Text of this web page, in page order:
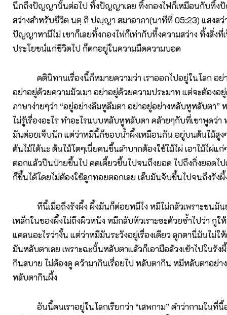
นึกถึงปัญญานั้นต่อไป ทิ้งปัญญาเลย ทิ้งกองไฟก็เหมือนกับทิ้ง
สว่างสำหรับชีวิต นตฺ ถิ ปญฺญา สมาอาภา(นาทีที่ 05:23) แสงสว่
ปัญญาหามีไม่ เขาก็เลยทิ้งกองไฟก็เท่ากับทิ้งความสว่าง ทิ้งสิ่งที่
ประโยชน์แก่ชีวิตไป ก็ตกอยู่ในความมืดความบอด
คตินิทานเรื่องนี้ก็หมายความว่า เราออกไปอยู่ในโลก อย่
อย่าอยู่ด้วยความมัวเมา อย่าอยู่ด้วยความประมาท แต่จะต้อง
ภาษาง่ายๆว่า “อยู่อย่างลืมหูลืมตา อย่าอยู่อย่างหลับหูหลับตา”
ไม่รู้เรื่องอะไร ทำอะไรแบบหลับหูหลับตา คล้ายๆกับที่เขาพูดว่า
มันต่อยเจ็บนัก แต่ว่าหมีนี้ก็ชอบน้ำผึ้งเหมือนกัน อยู่บนต้นไม้สู
ต้นไม้ได้นะ ต้นไม้โตๆเนี่ยคนขึ้นลำบากต้องใช้ไม้ไผ่ เอาไม้ไผ่แ
ตอกแล้วปีนป่ายขึ้นไป คดเคี้ยวขึ้นไปจนถึงยอด ไปถึงกิ่งยอดไป
ก็ขึ้นได้โดยไม่ต้องใช้ลูกทอยตอกเลย เล็บมันจับขึ้นไปจนถึงรังผึ้
ทีนี้เมื่อถึงรังผึ้ง ผึ้งมันก็ต่อยหมีไง หมีไม่กลัวเพราะขนมันย
เหล็กในของผึ้งไม่ถึงผิวหนัง หมีกลับหัวเราะซะด้วยซ้ำไปว่า กูใ
แคลนอะไรว่างั้น แต่ว่าหมีมันระวังอยู่เรื่องเดียว ลูกตานี่มันไม่ใ
มันหลับตาเลย เพราะฉะนั้นหลับตาแล้วก็เอามือล้วงเข้าไปในรัง
กินสบาย ไม่ต้องดู คว้ามากินเรื่อยไป หลับตากิน หมีหลับตาอย่าง
หลับตากินผึ้ง
อันนี้คนเราอยู่ในโลกเรียกว่า “เสพกาม” คำว่ากามในที่นี้